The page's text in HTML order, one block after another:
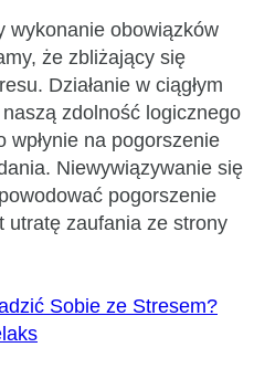
wykonanie obowiązków
że zbliżający się
Działanie w ciągłym
zdolność logicznego
wpłynie na pogorszenie
Niewywiązywanie się
pogorszenie
utratę zaufania ze strony
Sobie ze Stresem?